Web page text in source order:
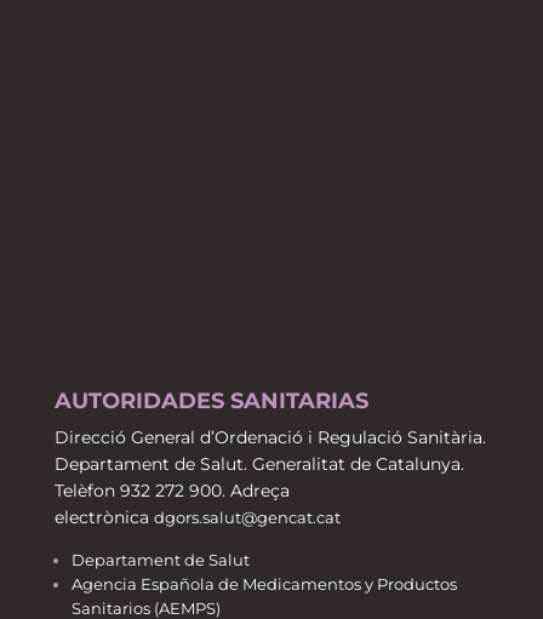
AUTORIDADES SANITARIAS
Direcció General d’Ordenació i Regulació Sanitària.
Departament de Salut. Generalitat de Catalunya.
Telèfon 932 272 900. Adreça
electrònica dgors.salut@gencat.cat
Departament de Salut
Agencia Española de Medicamentos y Productos
Sanitarios (AEMPS)